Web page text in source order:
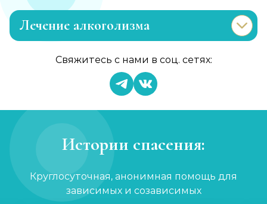
Лечение алкоголизма
от 3 000 ₽ Записаться
Свяжитесь с нами в соц. сетях:
Истории спасения:
Круглосуточная, анонимная помощь для
зависимых и созависимых